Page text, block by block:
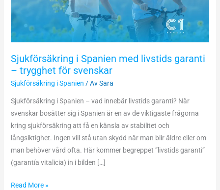
Sjukförsäkring i Spanien med livstids garanti
– trygghet för svenskar
Sjukförsäkring i Spanien / AvSara
Sjukförsäkring i Spanien – vad innebär livstids garanti? När
svenskar bosätter sig i Spanien är en av de viktigaste frågorna
kring sjukförsäkring att få en känsla av stabilitet och
långsiktighet. Ingen vill stå utan skydd när man blir äldre eller om
man behöver vård ofta. Här kommer begreppet ”livstids garanti”
(garantía vitalicia) in i bilden […]
–
för
Read More »